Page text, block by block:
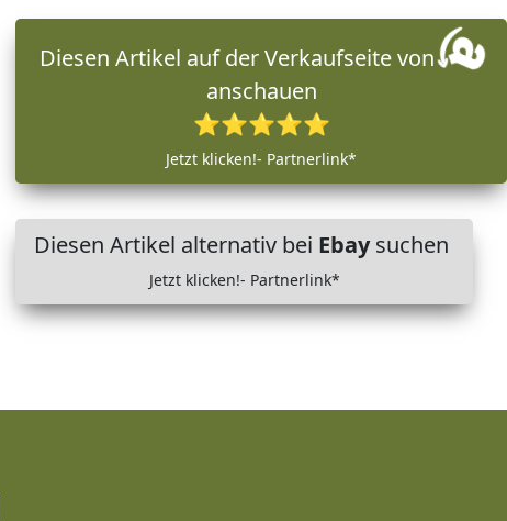
Diesen Artikel auf der Verkaufseite von
anschauen
⭐⭐⭐⭐⭐
Jetzt klicken!- Partnerlink*
Diesen Artikel alternativ bei Ebaysuchen
Jetzt klicken!- Partnerlink*